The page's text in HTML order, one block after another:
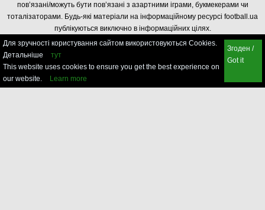
пов’язані/можуть бути пов’язані з азартними іграми, букмекерами чи
тоталізаторами. Будь-які матеріали на інформаційному ресурсі football.ua
публікуються виключно в інформаційних цілях.
Для зручності користування сайтом використовуються Cookies.
Детальніше
тут
This website uses cookies to ensure you get the best experience on
our website.
Learn more
Згоден /
Got it